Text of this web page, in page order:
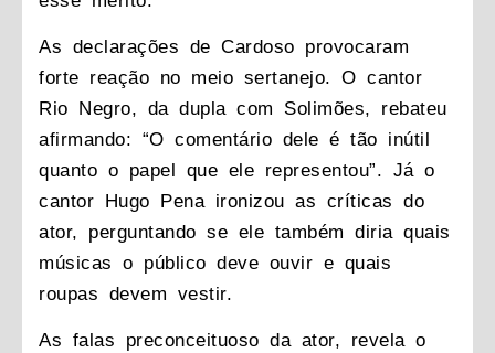
As declarações de Cardoso provocaram
forte reação no meio sertanejo. O cantor
Rio Negro, da dupla com Solimões, rebateu
afirmando: “O comentário dele é tão inútil
quanto o papel que ele representou”. Já o
cantor Hugo Pena ironizou as críticas do
ator, perguntando se ele também diria quais
músicas o público deve ouvir e quais
roupas devem vestir.
As falas preconceituoso da ator, revela o